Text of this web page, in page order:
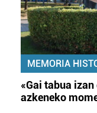
MEMORIA
«Gai tabua
azkeneko